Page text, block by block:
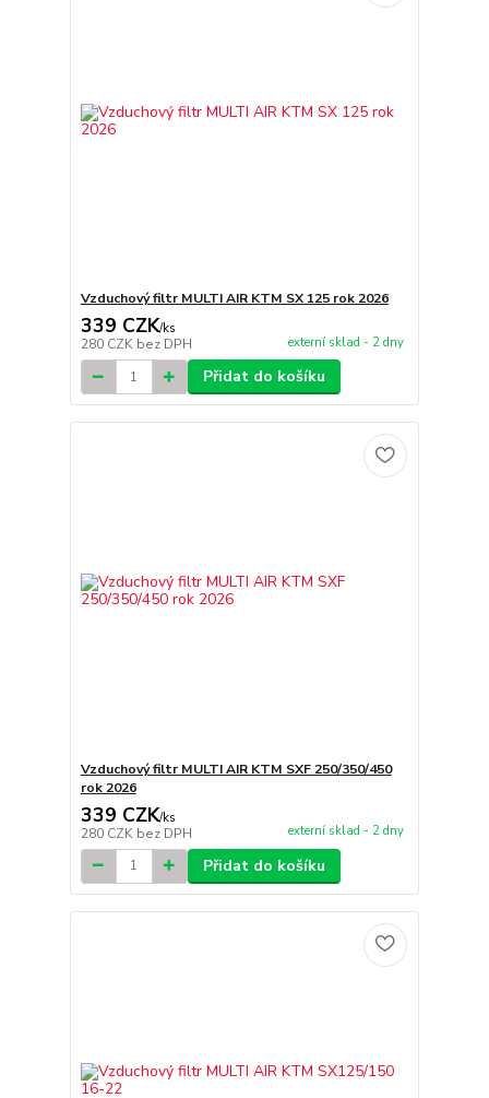
Vzduchový filtr MULTI AIR KTM SX 125 rok 2026
339 CZK/ks
280 CZK bez DPH externí sklad - 2 dny
Přidat do košíku
Vzduchový filtr MULTI AIR KTM SXF 250/350/450
rok 2026
339 CZK/ks
280 CZK bez DPH externí sklad - 2 dny
Přidat do košíku